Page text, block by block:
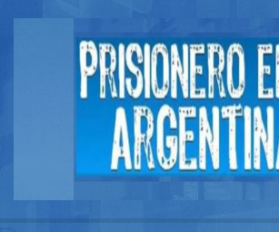
Buscador
Documentos